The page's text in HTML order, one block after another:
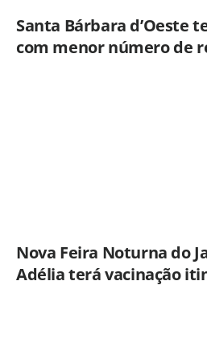
Santa Bárbara d’Oeste
com menor número de
Nova Feira Noturna do
Adélia terá vacinação